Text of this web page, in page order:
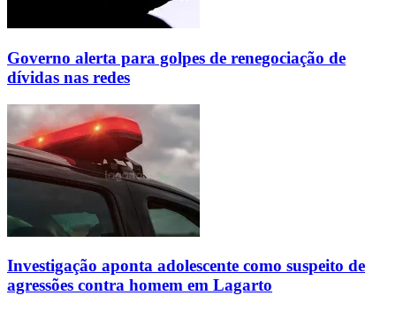
Governo alerta para golpes de renegociação de
dívidas nas redes
Investigação aponta adolescente como suspeito de
agressões contra homem em Lagarto